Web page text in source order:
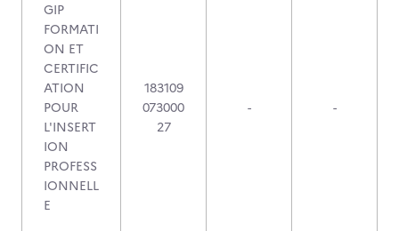
GIP
FORMATI
ON ET
CERTIFIC
ATION
POUR
L'INSERT
ION
PROFESS
IONNELL
E
183109
073000
27
- -